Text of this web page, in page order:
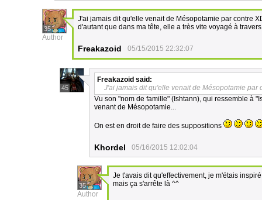
35
Author
J'ai jamais dit qu'elle venait de Mésopotamie par contre
d'autant que dans ma tête, elle a très vite voyagé à
Freakazoid 05/15/2015 22:32:07
45
Freakazoid said:
J'ai jamais dit qu'elle venait de Mésopotamie par
Vu son "nom de famille" (Ishtann), qui ressemble à
venant de Mésopotamie...
On est en droit de faire des suppositions
Khordel 05/16/2015 12:02:04
35
Author
Je t'avais dit qu'effectivement, je m'étais
mais ça s'arrête là ^^